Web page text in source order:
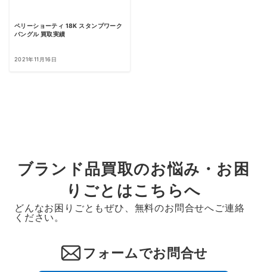
ペリーショーティ 18K スタンプワーク
バングル 買取実績
2021年11月16日
ブランド品買取のお悩み・お困
りごとはこちらへ
どんなお困りごともぜひ、無料のお問合せへご連絡
ください。
フォームでお問合せ